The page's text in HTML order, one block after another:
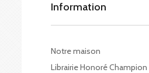
Information
Notre maison
Librairie Honoré Champion